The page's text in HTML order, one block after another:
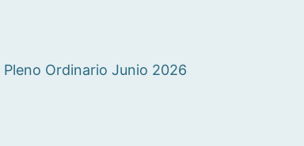
Pleno Ordinario Junio 2026